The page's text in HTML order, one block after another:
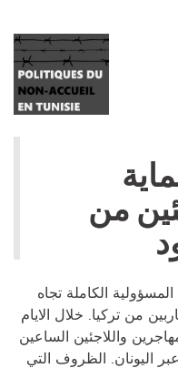
من
الكاملة تجاه
من تركيا. خلال الايام
واللاجئين الساعين
اليونان. الظروف التي